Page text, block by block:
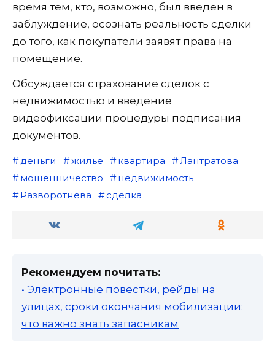
время тем, кто, возможно, был введен в
заблуждение, осознать реальность сделки
до того, как покупатели заявят права на
помещение.
Обсуждается страхование сделок с
недвижимостью и введение
видеофиксации процедуры подписания
документов.
деньги жилье квартира
Лантратова
мошенничество
недвижимость
Разворотнева
сделка
Рекомендуем почитать:
• Электронные повестки, рейды на
улицах, сроки окончания мобилизации:
что важно знать запасникам